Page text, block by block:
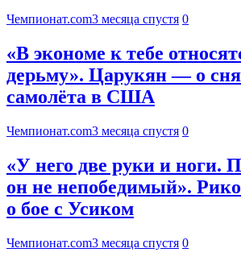
Чемпионат.com3 месяца спустя 0
«В экономе к тебе
дерьму». Царукян — о
самолёта в США
Чемпионат.com3 месяца спустя 0
«У него две руки и ноги.
он не непобедимый».
о бое с Усиком
Чемпионат.com3 месяца спустя 0